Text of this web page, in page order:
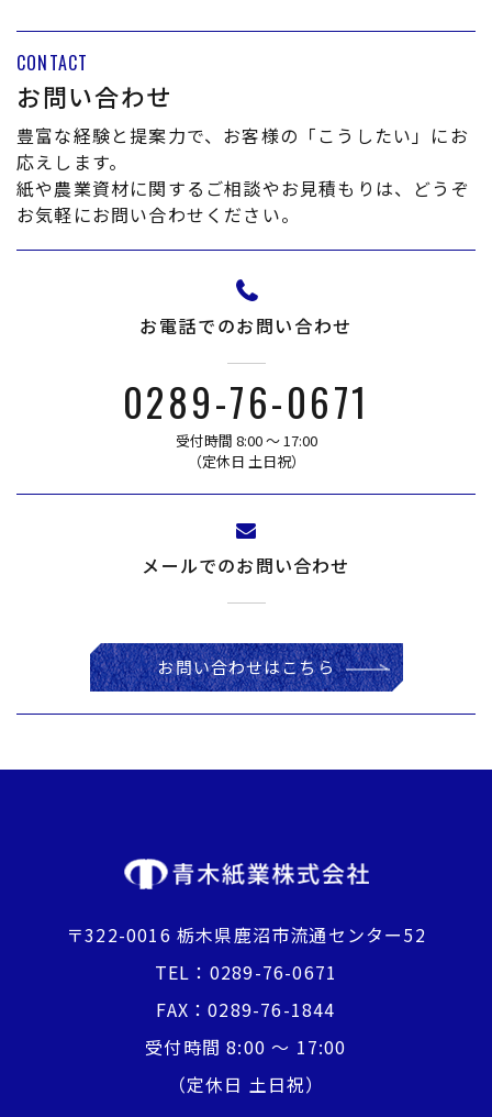
CONTACT
お問い合わせ
豊富な経験と提案力で、お客様の「こうしたい」にお
応えします。
紙や農業資材に関するご相談やお見積もりは、どうぞ
お気軽にお問い合わせください。
お電話でのお問い合わせ
0289-76-0671
受付時間 8:00 〜 17:00
​​​​​​​（定休日 土日祝）
メールでのお問い合わせ
お問い合わせはこちら
〒322-0016 栃木県鹿沼市流通センター52
TEL： 0289-76-0671
FAX：0289-76-1844
受付時間 8:00 〜 17:00
​​​​​​​（定休日 土日祝）